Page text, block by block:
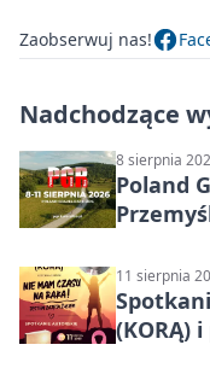
Zaobserwuj nas!
Nadchodzące
8 sierpnia
Poland
11 sierpnia
(KORĄ)